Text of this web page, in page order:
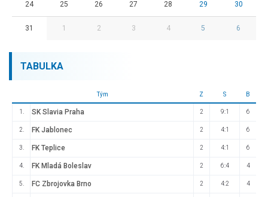
24 25 26 27 28 29 30
31 1 2 3 4 5 6
TABULKA
Tým Z S B
1. SK Slavia Praha 2 9:1 6
2. FK Jablonec 2 4:1 6
3. FK Teplice 2 4:1 6
4. FK Mladá Boleslav 2 6:4 4
5. FC Zbrojovka Brno 2 4:2 4